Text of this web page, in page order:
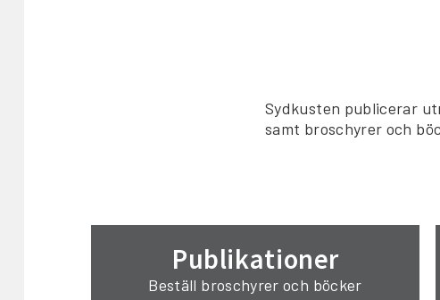
Sydkusten publicerar
samt broschyrer och
Publikationer
Beställ broschyrer och böcker